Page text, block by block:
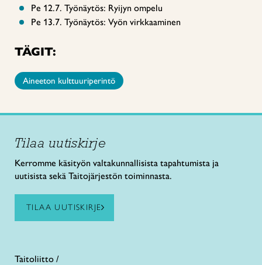
Pe 12.7. Työnäytös: Ryijyn ompelu
Pe 13.7. Työnäytös: Vyön virkkaaminen
TÄGIT:
Aineeton kulttuuriperintö
Tilaa uutiskirje
Kerromme käsityön valtakunnallisista tapahtumista ja
uutisista sekä Taitojärjestön toiminnasta.
TILAA UUTISKIRJE
Taitoliitto /